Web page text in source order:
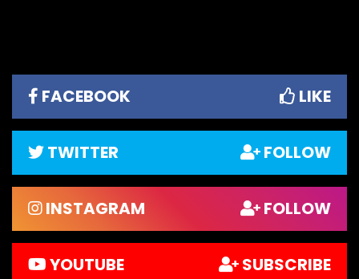
FACEBOOK LIKE
TWITTER FOLLOW
INSTAGRAM FOLLOW
YOUTUBE SUBSCRIBE